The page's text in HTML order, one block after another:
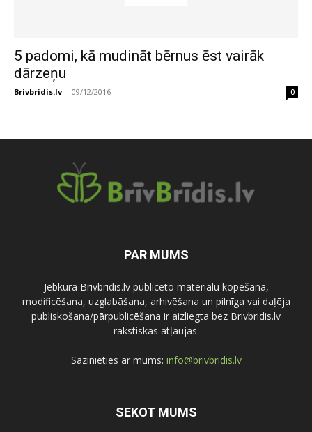
5 padomi, kā mudināt bērnus ēst vairāk
dārzeņu
Brivbridis.lv - 09/12/2016 0
PAR MUMS
Jebkura Brivbridis.lv publicēto materiālu kopēšana,
modificēšana, uzglabāšana, arhivēšana un pilnīga vai daļēja
publiskošana/pārpublicēšana ir aizliegta bez Brivbridis.lv
rakstiskas atļaujas.
Sazinieties ar mums: info@brivbridis.lv
SEKOT MUMS